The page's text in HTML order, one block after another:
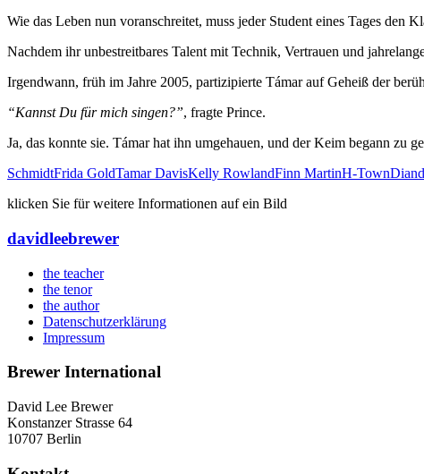
Wie das Leben nun voranschreitet, muss jeder Student eines Tages den
Nachdem ihr unbestreitbares Talent mit Technik, Vertrauen und
Irgendwann, früh im Jahre 2005, partizipierte Támar auf Geheiß der
“Kannst Du für mich singen?”, fragte Prince.
Ja, das konnte sie. Támar hat ihn umgehauen, und der Keim begann zu
SchmidtFrida GoldTamar DavisKelly RowlandFinn MartinH-Town
klicken Sie für weitere Informationen auf ein Bild
davidleebrewer
the teacher
the tenor
the author
Datenschutzerklärung
Impressum
Brewer International
David Lee Brewer
Konstanzer Strasse 64
10707 Berlin